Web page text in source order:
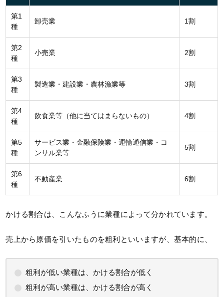
第1
種
卸売業 1割
第2
種
小売業 2割
第3
種
製造業・建設業・農林漁業等 3割
第4
種
飲食業等（他に当てはまらないもの） 4割
第5
種
サービス業・金融保険業・運輸通信業・コ
ンサル業等
5割
第6
種
不動産業 6割
かける割合は、こんなふうに業種によって分かれています。
売上から原価を引いたものを粗利といいますが、基本的に、
粗利が低い業種は、かける割合が低く
粗利が高い業種は、かける割合が高く